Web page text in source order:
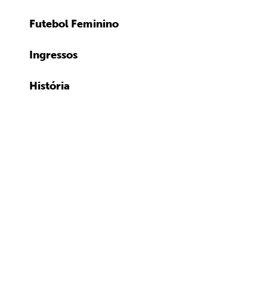
Futebol Feminino
Ingressos
História